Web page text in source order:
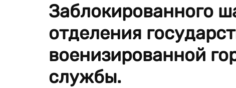
Заблокированного
отделения
военизированной
службы.